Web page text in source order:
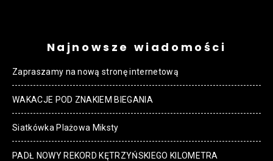
Najnowsze wiadomości
Zapraszamy na nową stronę internetową
WAKACJE POD ZNAKIEM BIEGANIA
Siatkówka Plażowa Miksty
PADŁ NOWY REKORD KĘTRZYŃSKIEGO KILOMETRA